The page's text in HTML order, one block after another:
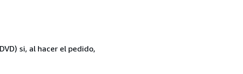
si, al hacer el pedido,